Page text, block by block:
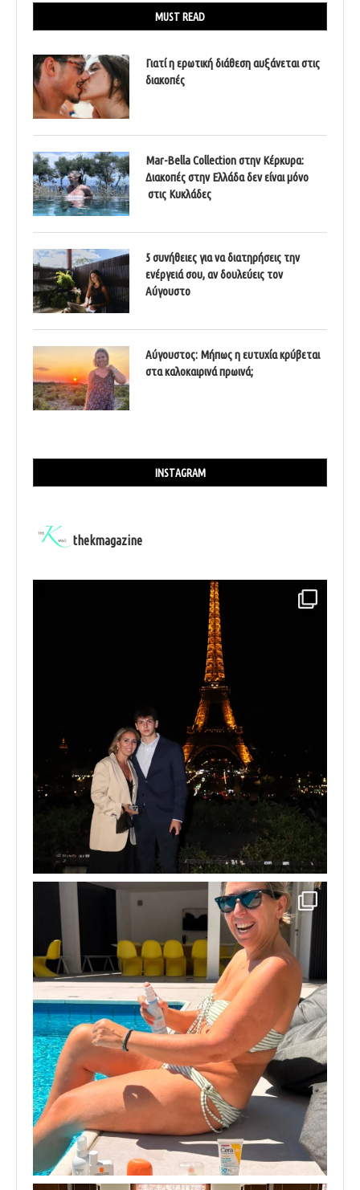
MUST READ
Γιατί η ερωτική διάθεση αυξάνεται στις
διακοπές
Mar-Bella Collection στην Κέρκυρα:
Διακοπές στην Ελλάδα δεν είναι μόνο
στις Κυκλάδες
5 συνήθειες για να διατηρήσεις την
ενέργειά σου, αν δουλεύεις τον
Αύγουστο
Αύγουστος: Μήπως η ευτυχία κρύβεται
στα καλοκαιρινά πρωινά;
INSTAGRAM
thekmagazine